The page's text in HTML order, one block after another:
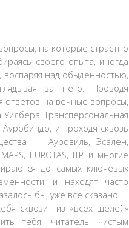
на которые страстно
своего опыта, иногда
воспаряя над обыденностью,
за него. Проводя
ответов на вечные вопросы,
Трансперсональная
и проходя сквозь
— Ауровиль, Эсален,
EUROTAS, ITP и многие
до самых ключевых
и находят часто
бы, уже все сказано.
сквозит из «всех щелей»
тебя, читатель, чистым